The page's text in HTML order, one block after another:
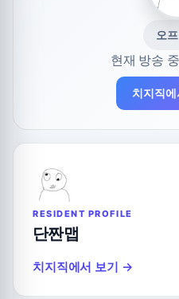
오
현재 방송
치지직
RESIDENT PROFILE
단짠맵
치지직에서 보기 →